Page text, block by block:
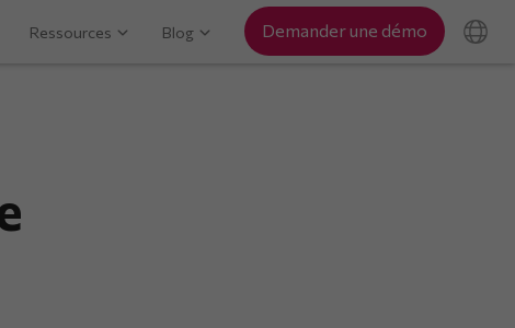
Ressources Blog Demander une démo